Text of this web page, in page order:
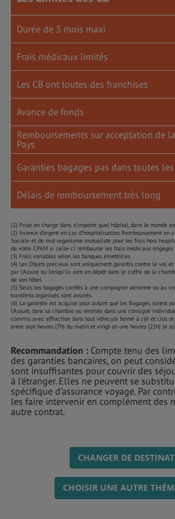
Durée de 3 mois maxi
Frais médicaux limités
Les CB ont toutes des franchises
Avance de fonds
Remboursements sur acceptation de
Pays
Garanties bagages pas dans toutes les
Délais de remboursement très long
(1) Prise en charge dans n’importe quel hôpital, dans le monde
(2) Avance d’argent en cas d’hospitalisation. Remboursement
Sociale et de tout organisme mutualiste pour les frais hors
de votre CPAM si celle-ci rembourse les frais médicaux
(3) Frais variables selon les banques émettrices
(4) Les Objets précieux sont uniquement garantis contre le vol
par l’Assuré ou lorsqu’ils sont en dépôt dans le coffre de la
de son hôtel.
(5) Seuls les bagages confiés à une compagnie aérienne ou au
transferts organisés, sont assurés.
(6) La garantie est acquise pour autant que les Bagages, soient
l’Assuré, dans sa chambre ou remisés dans une consigne
commis avec effraction dans tout véhicule fermé à clé et clos
entre sept heures (7h) du matin et vingt-et-une heures (21h) le
Recommandation : Compte tenu des
des garanties bancaires, on peut
sont insuffisantes pour couvrir des
à l’étranger. Elles ne peuvent se
spécifique d’assurance voyage. Par
les faire intervenir en complément des
autre contrat.
CHANGER DE
CHOISIR UNE AUTRE